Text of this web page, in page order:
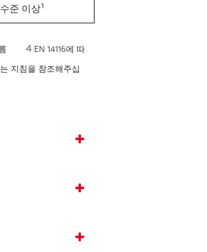
준 이상1
4 EN 14116에 따
지침을 참조해주십